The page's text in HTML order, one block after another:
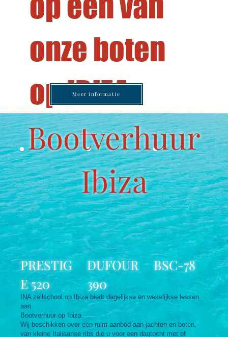
onze boten
op IBIZA
Meer informatie
PRESTIG
E 520
DUFOUR
390
BSC-78
INA zeilschool op Ibiza biedt dagelijkse en wekelijkse lessen
aan
Bootverhuur op Ibiza.
Wij beschikken over een ruim aanbod aan jachten en boten,
van kleine Italiaanse ribs die u voor een dagtocht met of
Bootverhuur
Ibiza